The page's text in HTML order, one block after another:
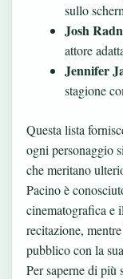
sullo
Josh
attore
Jennifer
stagione
Questa lista
ogni personaggio
che meritano
Pacino è
cinematografica e
recitazione,
pubblico con la
Per saperne di più